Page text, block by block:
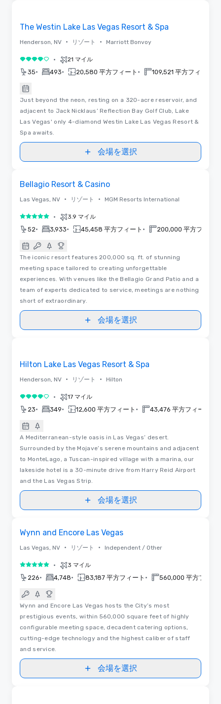
The Westin Lake Las Vegas Resort & Spa
Henderson, NV • リゾート • Marriott Bonvoy
5 中の 4 • 21 マイル
35• 493• 20,580 平方フィート • 109,521 平方フィート
Just beyond the neon, resting on a 320-acre reservoir, and
adjacent to Jack Nicklaus’ Reflection Bay Golf Club, Lake
Las Vegas' only 4-diamond Westin Lake Las Vegas Resort &
Spa awaits.
会場を選択
Bellagio Resort & Casino
Las Vegas, NV • リゾート • MGM Resorts International
5 中の 5 • 3.9 マイル
52• 3,933• 45,458 平方フィート • 200,000 平方フィー
The iconic resort features 200,000 sq. ft. of stunning
meeting space tailored to creating unforgettable
experiences. With venues like the Bellagio Grand Patio and a
team of experts dedicated to service, meetings are nothing
short of extraordinary.
会場を選択
Hilton Lake Las Vegas Resort & Spa
Henderson, NV • リゾート • Hilton
5 中の 4 • 17 マイル
23• 349• 12,600 平方フィート • 43,476 平方フィート
A Mediterranean-style oasis in Las Vegas’ desert.
Surrounded by the Mojave’s serene mountains and adjacent
to MonteLago, a Tuscan-inspired village with a marina, our
lakeside hotel is a 30-minute drive from Harry Reid Airport
and the Las Vegas Strip.
会場を選択
Wynn and Encore Las Vegas
Las Vegas, NV • リゾート • Independent / Other
5 中の 5 • 3 マイル
226• 4,748• 83,187 平方フィート • 560,000 平方フィー
Wynn and Encore Las Vegas hosts the City’s most
prestigious events, within 560,000 square feet of highly
configurable meeting space, decadent catering options,
cutting-edge technology and the highest caliber of staff
and service.
会場を選択